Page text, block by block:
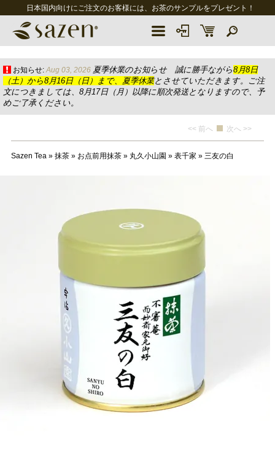
日本国内向けにご注文のお客様には、お茶のサンプルをプレゼント！
お知らせ: Aug 03, 2026 夏季休業のお知らせ 誠に勝手ながら8月8日
（土）から8月16日（日）まで、夏季休業とさせていただきます。ご注
文につきましては、8月17日（月）以降に順次発送となりますので、予
めご了承ください。
<< 前へ 次へ >>
Sazen Tea» 抹茶» お点前用抹茶» 丸久小山園 » 表千家 » 三友の白